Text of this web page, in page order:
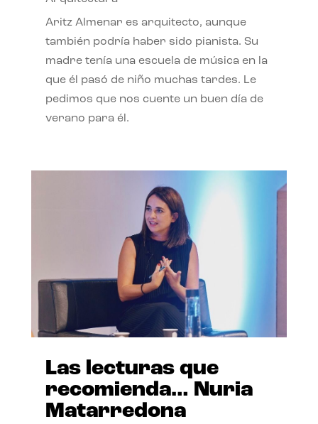
Aritz Almenar es arquitecto, aunque
también podría haber sido pianista. Su
madre tenía una escuela de música en la
que él pasó de niño muchas tardes. Le
pedimos que nos cuente un buen día de
verano para él.
Las lecturas que
recomienda… Nuria
Matarredona